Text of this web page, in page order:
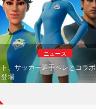
ニュース
、サッカー選手ペレとコラ
場